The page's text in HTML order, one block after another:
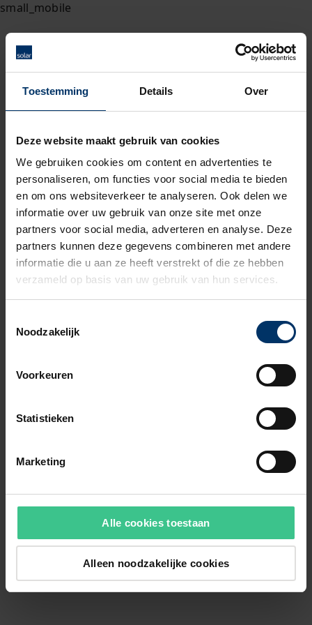
Toestemming Details Over
Deze website maakt gebruik van cookies
We gebruiken cookies om content en advertenties te
personaliseren, om functies voor social media te bieden
en om ons websiteverkeer te analyseren. Ook delen we
informatie over uw gebruik van onze site met onze
partners voor social media, adverteren en analyse. Deze
partners kunnen deze gegevens combineren met andere
informatie die u aan ze heeft verstrekt of die ze hebben
verzameld op basis van uw gebruik van hun services.
Noodzakelijk
Voorkeuren
Statistieken
Marketing
Alle cookies toestaan
Alleen noodzakelijke cookies